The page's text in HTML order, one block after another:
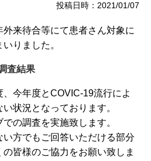
投稿日時：2021/01/07
来待合等にて患者さん対象に
りました。
査結果
今年度とCOVIC-19流行によ
状況となっております。
の調査を実施致します。
方でもご回答いただける部分
皆様のご協力をお願い致しま